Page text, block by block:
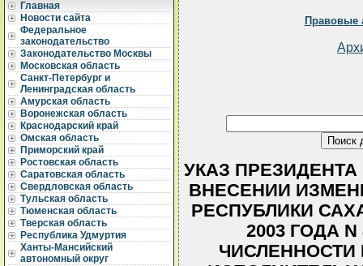
Главная
Новости сайта
Федеральное
законодательство
Законодательство Москвы
Московская область
Санкт-Петербург и
Ленинградская область
Амурская область
Воронежская область
Краснодарский край
Омская область
Приморский край
Ростовская область
Саратовская область
Свердловская область
Тульская область
Тюменская область
Тверская область
Республика Удмуртия
Ханты-Мансийский
автономный округ
Правовые
УКАЗ ПРЕЗИДЕНТА
ВНЕСЕНИИ
РЕСПУБЛИКИ
2003 ГОДА
ЧИСЛЕННОСТИ